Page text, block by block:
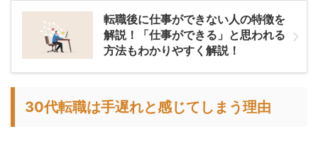
転職後に仕事ができない人の特徴を
解説！「仕事ができる」と思われる
方法もわかりやすく解説！
30代転職は手遅れと感じてしまう理由